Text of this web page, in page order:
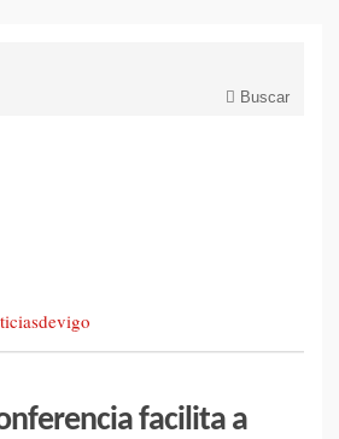
Buscar
facilita a